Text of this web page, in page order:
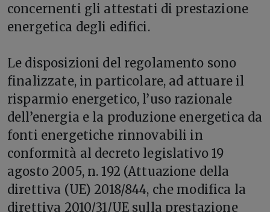
concernenti gli attestati di prestazione
energetica degli edifici.
Le disposizioni del regolamento sono
finalizzate, in particolare, ad attuare il
risparmio energetico, l’uso razionale
dell’energia e la produzione energetica da
fonti energetiche rinnovabili in
conformità al decreto legislativo 19
agosto 2005, n. 192 (Attuazione della
direttiva (UE) 2018/844, che modifica la
direttiva 2010/31/UE sulla prestazione